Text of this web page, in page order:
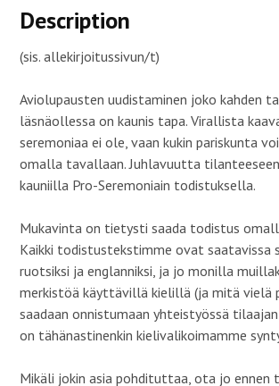
Description
(sis. allekirjoitussivun/t)
Aviolupausten uudistaminen joko kahden
läsnäollessa on kaunis tapa. Virallista
seremoniaa ei ole, vaan kukin pariskunta
omalla tavallaan. Juhlavuutta
kauniilla Pro-Seremoniain todistuksella.
Mukavinta on tietysti saada todistus
Kaikki todistustekstimme ovat saatavissa
ruotsiksi ja englanniksi, ja jo monilla
merkistöä käyttävillä kielillä (ja mitä vielä
saadaan onnistumaan yhteistyössä
on tähänastinenkin kielivalikoimamme
Mikäli jokin asia pohdituttaa, ota jo ennen